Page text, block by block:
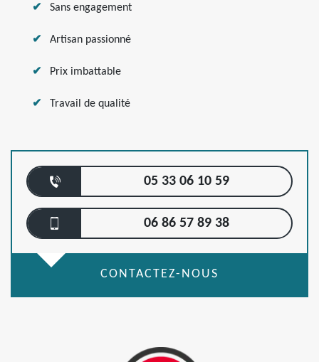
Sans engagement
Artisan passionné
Prix imbattable
Travail de qualité
05 33 06 10 59
06 86 57 89 38
CONTACTEZ-NOUS